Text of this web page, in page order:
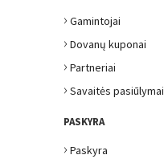
› Gamintojai
› Dovanų kuponai
› Partneriai
› Savaitės pasiūlymai
PASKYRA
› Paskyra